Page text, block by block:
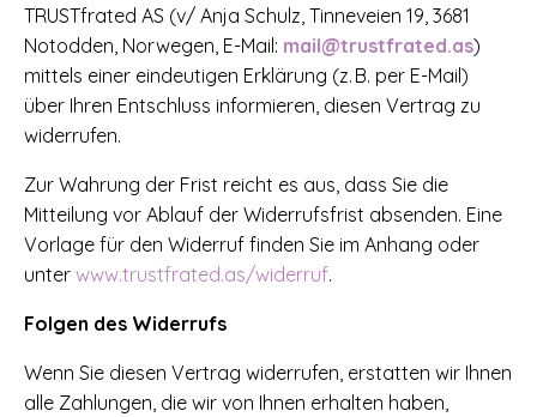
TRUSTfrated AS (v/ Anja Schulz, Tinneveien 19, 3681
Notodden, Norwegen, E-Mail: mail@trustfrated.as)
mittels einer eindeutigen Erklärung (z. B. per E-Mail)
über Ihren Entschluss informieren, diesen Vertrag zu
widerrufen.
Zur Wahrung der Frist reicht es aus, dass Sie die
Mitteilung vor Ablauf der Widerrufsfrist absenden. Eine
Vorlage für den Widerruf finden Sie im Anhang oder
unter www.trustfrated.as/widerruf.
Folgen des Widerrufs
Wenn Sie diesen Vertrag widerrufen, erstatten wir Ihnen
alle Zahlungen, die wir von Ihnen erhalten haben,